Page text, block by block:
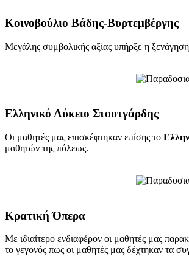
Κοινοβούλιο Βάδης-Βυρτεμβέργης
Μεγάλης συμβολικής αξίας υπήρξε η
Ελληνικό Λύκειο Στουτγάρδης
Οι μαθητές μας επισκέφτηκαν επίσης το
μαθητών της πόλεως.
Κρατική Όπερα
Με ιδιαίτερο ενδιαφέρον οι μαθητές μας
το γεγονός πως οι μαθητές μας δέχτηκαν τα